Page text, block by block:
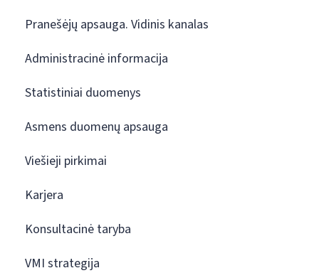
Pranešėjų apsauga. Vidinis kanalas
Administracinė informacija
Statistiniai duomenys
Asmens duomenų apsauga
Viešieji pirkimai
Karjera
Konsultacinė taryba
VMI strategija